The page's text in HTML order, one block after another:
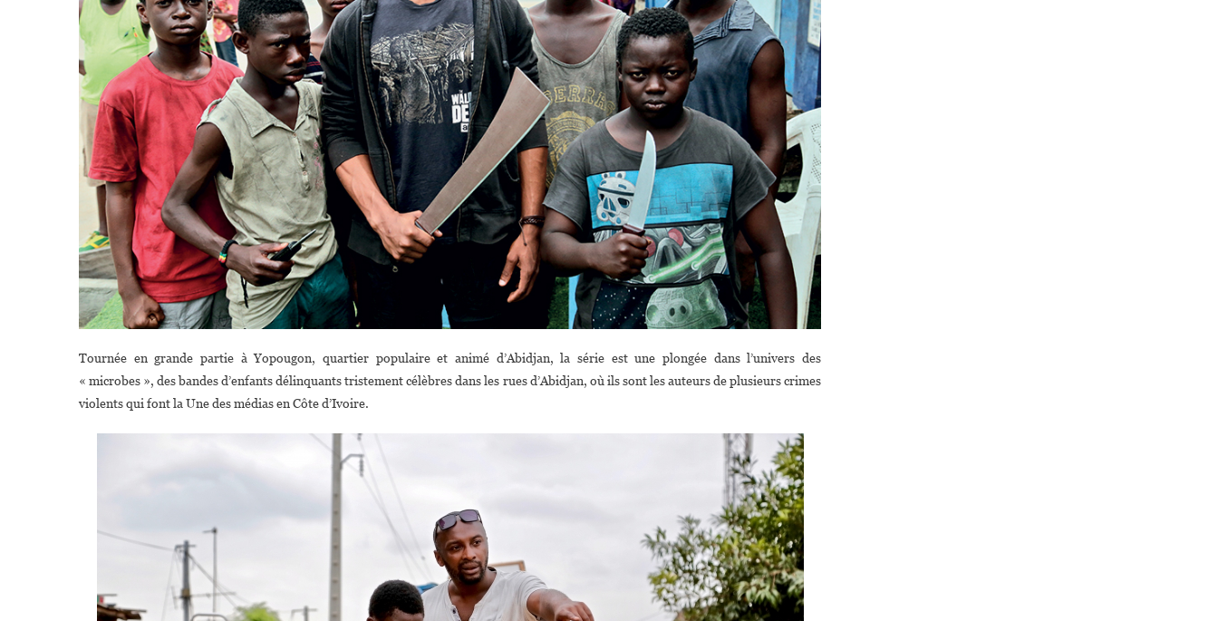
Tournée en grande partie à Yopougon, quartier populaire et animé d’Abidjan, la série est une plongée dans l’univers des
« microbes », des bandes d’enfants délinquants tristement célèbres dans les rues d’Abidjan, où ils sont les auteurs de plusieurs crimes
violents qui font la Une des médias en Côte d’Ivoire.